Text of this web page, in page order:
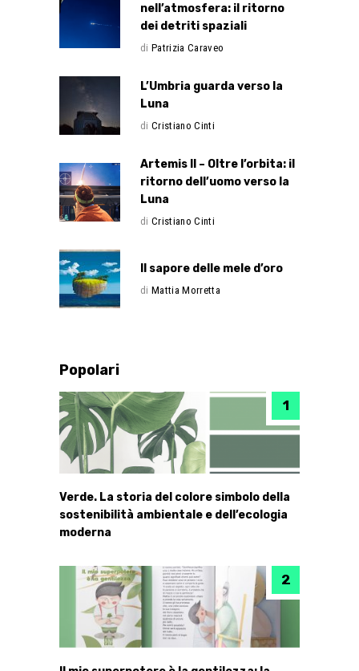
nell’atmosfera: il ritorno
dei detriti spaziali
di Patrizia Caraveo
L’Umbria guarda verso la
Luna
di Cristiano Cinti
Artemis II – Oltre l’orbita: il
ritorno dell’uomo verso la
Luna
di Cristiano Cinti
Il sapore delle mele d’oro
di Mattia Morretta
Popolari
Verde. La storia del colore simbolo della
sostenibilità ambientale e dell’ecologia
moderna